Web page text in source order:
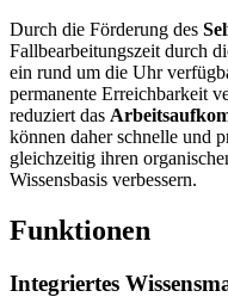
Durch die Förderung des
Fallbearbeitungszeit durch
ein rund um die Uhr
permanente Erreichbarkeit
reduziert das
können daher schnelle und
gleichzeitig ihren
Wissensbasis verbessern.
Funktionen
Integriertes